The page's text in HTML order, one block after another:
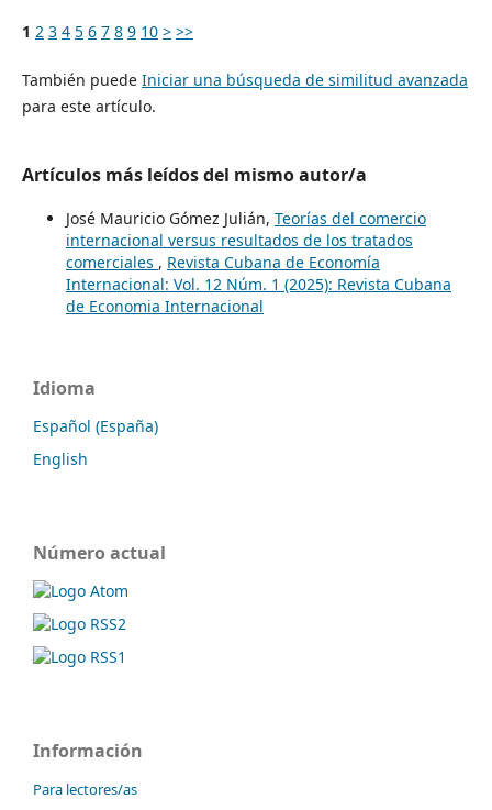
1 2 3 4 5 6 7 8 9 10 > >>
También puede Iniciar una búsqueda de similitud avanzada
para este artículo.
Artículos más leídos del mismo autor/a
José Mauricio Gómez Julián, Teorías del comercio
internacional versus resultados de los tratados
comerciales , Revista Cubana de Economía
Internacional: Vol. 12 Núm. 1 (2025): Revista Cubana
de Economia Internacional
Idioma
Español (España)
English
Número actual
Información
Para lectores/as